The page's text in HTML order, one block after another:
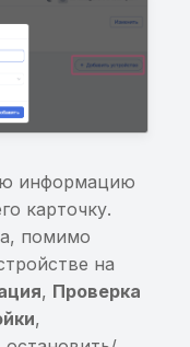
или
pinning
приватных
данных от
сервисов в
виде
информацию
карточку.
помимо
на
, Проверка
,